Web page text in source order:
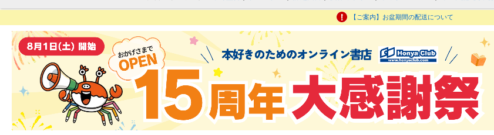
【ご案内】お盆期間の配送について